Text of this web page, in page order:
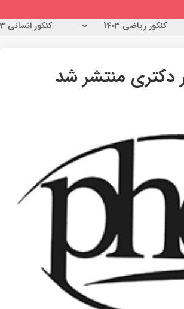
کنکور ریاضی 1403 کنکور انسانی 1403
دکتری منتشر شد